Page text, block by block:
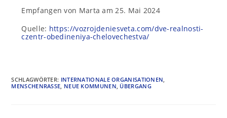
Empfangen von Marta am 25. Mai 2024
Quelle: https://vozrojdeniesveta.com/dve-realnosti-
czentr-obedineniya-chelovechestva/
SCHLAGWÖRTER: INTERNATIONALE ORGANISATIONEN,
MENSCHENRASSE, NEUE KOMMUNEN, ÜBERGANG